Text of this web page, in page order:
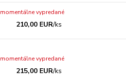
210,00 EUR/ks
momentálne vypredané
215,00 EUR/ks
momentálne vypredané